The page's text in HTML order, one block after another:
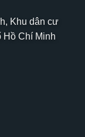
Khu dân cư
Hồ Chí Minh